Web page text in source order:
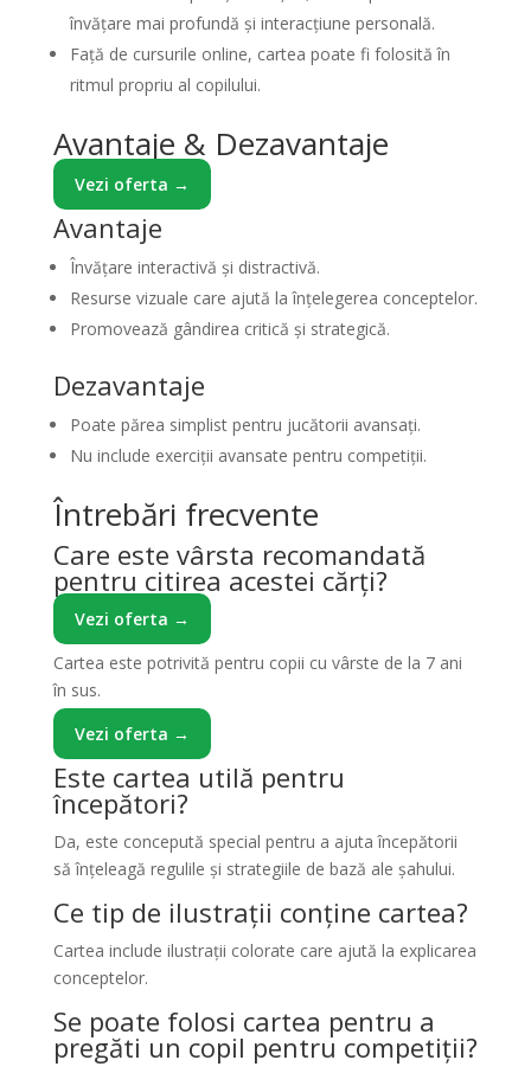
învățare mai profundă și interacțiune personală.
Față de cursurile online, cartea poate fi folosită în
ritmul propriu al copilului.
Avantaje & Dezavantaje
Vezi oferta →
Avantaje
Învățare interactivă și distractivă.
Resurse vizuale care ajută la înțelegerea conceptelor.
Promovează gândirea critică și strategică.
Dezavantaje
Poate părea simplist pentru jucătorii avansați.
Nu include exerciții avansate pentru competiții.
Întrebări frecvente
Care este vârsta recomandată
pentru citirea acestei cărți?
Vezi oferta →
Cartea este potrivită pentru copii cu vârste de la 7 ani
în sus.
Vezi oferta →
Este cartea utilă pentru
începători?
Da, este concepută special pentru a ajuta începătorii
să înțeleagă regulile și strategiile de bază ale șahului.
Ce tip de ilustrații conține cartea?
Cartea include ilustrații colorate care ajută la explicarea
conceptelor.
Se poate folosi cartea pentru a
pregăti un copil pentru competiții?